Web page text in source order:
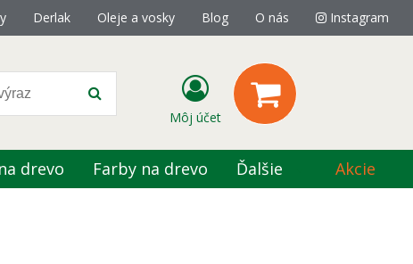
Derlak Oleje a vosky Blog O nás Instagram
Môj účet
drevo Farby na drevo Ďalšie Akcie